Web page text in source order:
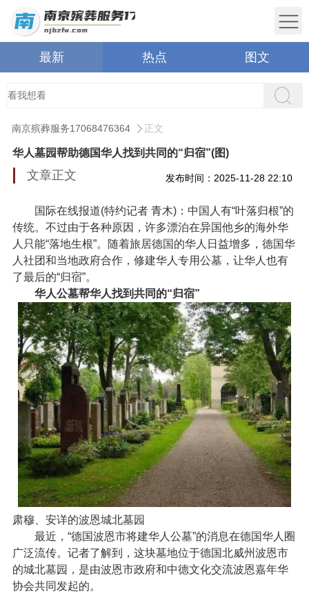
最新 热点 图文
南京殡葬服务17068476364 正文
华人墓园帮助德国华人找到共同的“归宿”(图)
文章正文 发布时间：2025-11-28 22:10
国际在线报道(特约记者 青木)：中国人有“叶落归根”的
传统。不过由于各种原因，许多漂泊在异国他乡的海外华
人只能“落地生根”。随着旅居德国的华人日益增多，德国华
人社团和当地政府合作，修建华人专用公墓，让华人也有
了最后的“归宿”。
华人公墓帮华人找到共同的“归宿”
肃穆、安详的波恩城北墓园
最近，“德国波恩市将建华人公墓”的消息在德国华人圈
广泛流传。记者了解到，这块墓地位于德国北威州波恩市
的城北墓园，是由波恩市政府和中德文化交流波恩嘉年华
协会共同发起的。